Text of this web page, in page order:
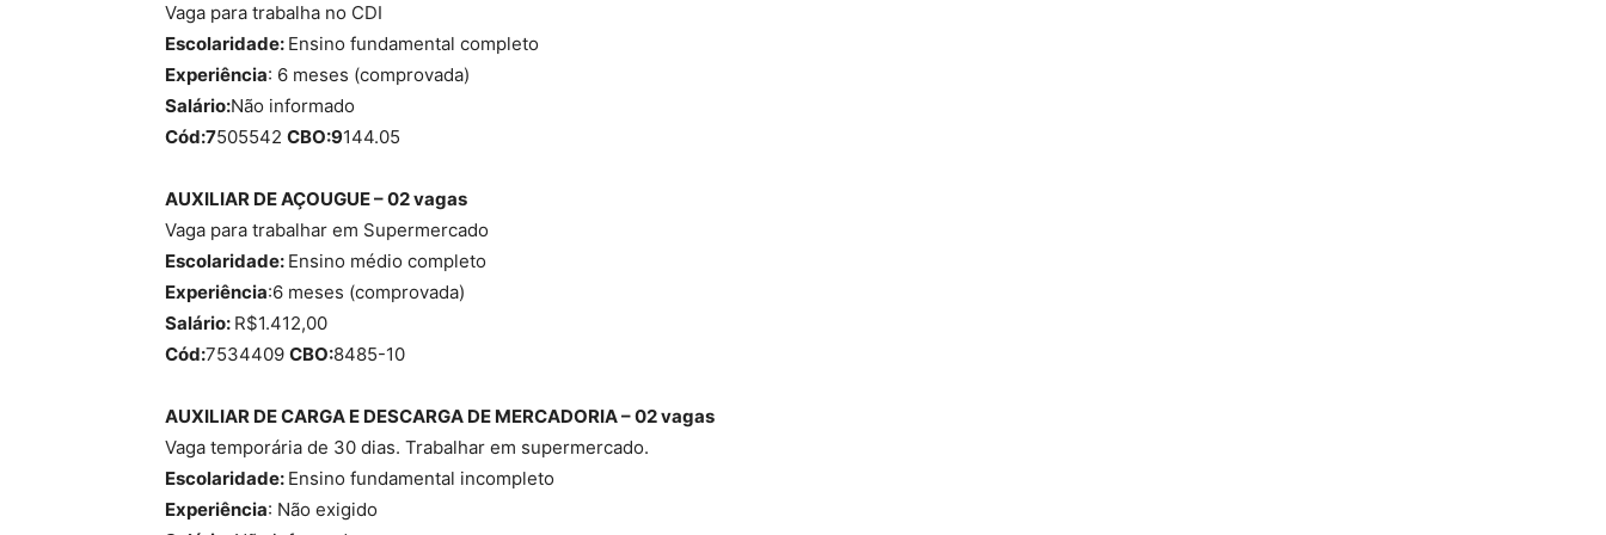
Vaga para trabalha no CDI
Escolaridade: Ensino fundamental completo
Experiência: 6 meses (comprovada)
Salário:Não informado
Cód:7505542 CBO:9144.05
AUXILIAR DE AÇOUGUE – 02 vagas
Vaga para trabalhar em Supermercado
Escolaridade: Ensino médio completo
Experiência:6 meses (comprovada)
Salário: R$1.412,00
Cód:7534409 CBO:8485-10
AUXILIAR DE CARGA E DESCARGA DE MERCADORIA – 02 vagas
Vaga temporária de 30 dias. Trabalhar em supermercado.
Escolaridade: Ensino fundamental incompleto
Experiência: Não exigido